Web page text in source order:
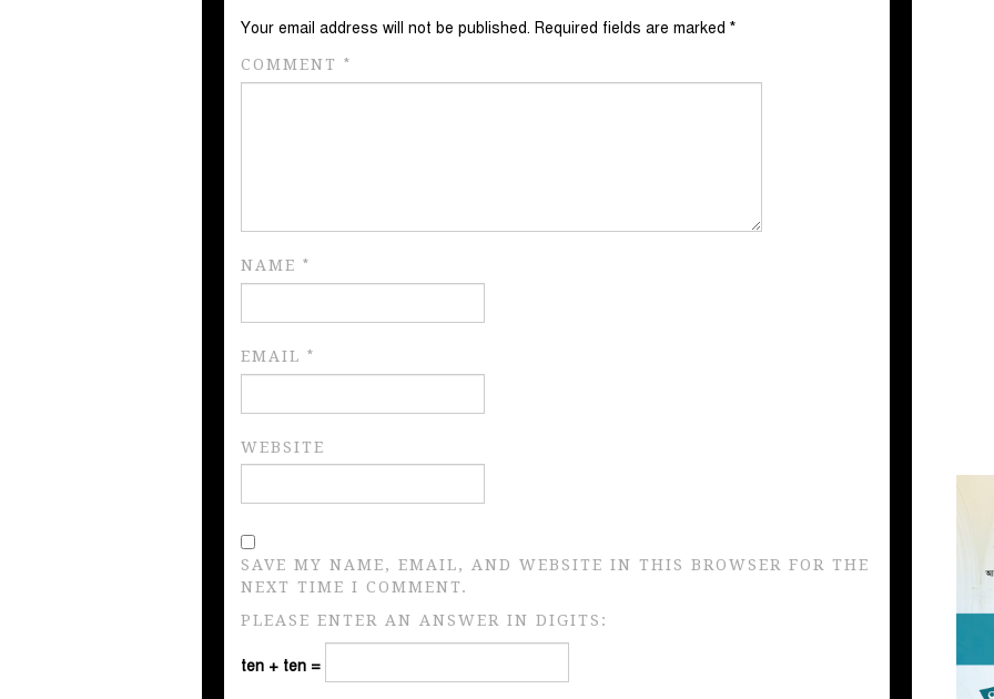
Your email address will not be published. Required fields are marked *
COMMENT *
NAME *
EMAIL *
WEBSITE
SAVE MY NAME, EMAIL, AND WEBSITE IN THIS BROWSER FOR THE
NEXT TIME I COMMENT.
PLEASE ENTER AN ANSWER IN DIGITS:
ten + ten =